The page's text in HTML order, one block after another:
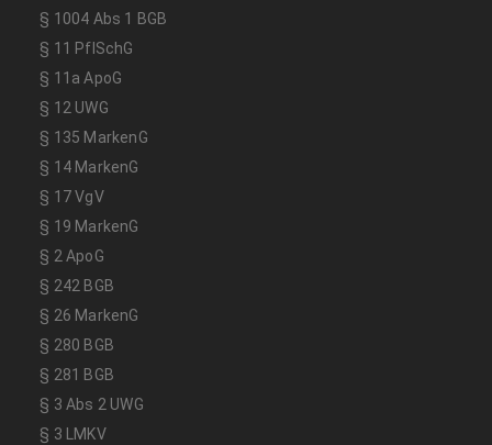
§ 1004 Abs 1 BGB
§ 11 PflSchG
§ 11a ApoG
§ 12 UWG
§ 135 MarkenG
§ 14 MarkenG
§ 17 VgV
§ 19 MarkenG
§ 2 ApoG
§ 242 BGB
§ 26 MarkenG
§ 280 BGB
§ 281 BGB
§ 3 Abs 2 UWG
§ 3 LMKV